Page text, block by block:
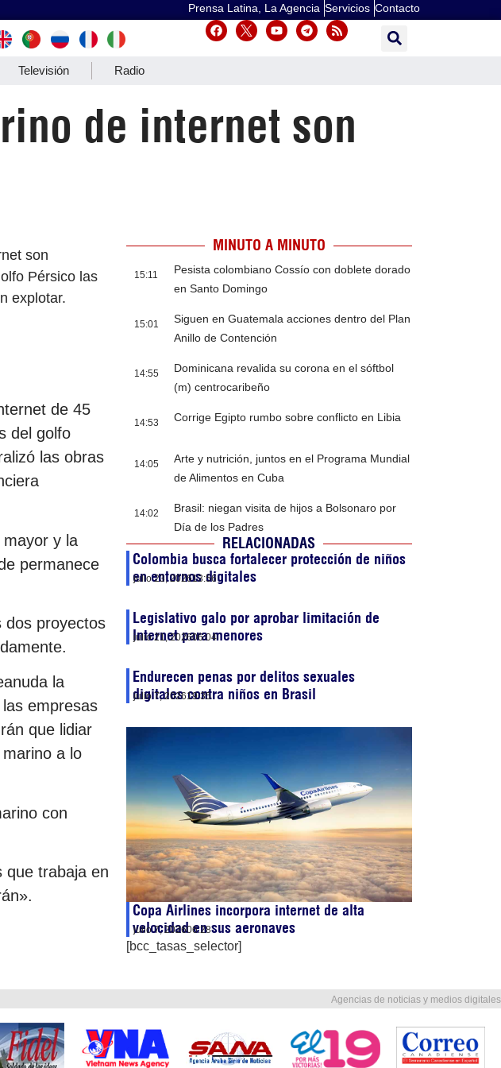
Prensa Latina, La Agencia Servicios Contacto
Televisión Radio
de internet son
son
Pérsico las
explotar.
de 45
del golfo
las obras
y la
permanece
dos proyectos
la
empresas
que lidiar
a lo
con
que trabaja en
MINUTO A MINUTO
15:11
Pesista colombiano Cossío con doblete dorado
en Santo Domingo
15:01
Siguen en Guatemala acciones dentro del Plan
Anillo de Contención
14:55
Dominicana revalida su corona en el sóftbol
(m) centrocaribeño
14:53 Corrige Egipto rumbo sobre conflicto en Libia
14:05
Arte y nutrición, juntos en el Programa Mundial
de Alimentos en Cuba
14:02
Brasil: niegan visita de hijos a Bolsonaro por
Día de los Padres
RELACIONADAS
Colombia busca fortalecer protección de niños
en entornos digitales
julio 23, 202613:56
Legislativo galo por aprobar limitación de
Internet para menores
julio 21, 202606:04
Endurecen penas por delitos sexuales
digitales contra niños en Brasil
julio 7, 202619:35
Copa Airlines incorpora internet de alta
velocidad en sus aeronaves
julio 7, 202606:28
[bcc_tasas_selector]
Agencias de noticias y medios digitales